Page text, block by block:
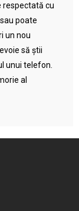
respectată cu
poate
un nou
să știi
unui telefon.
al